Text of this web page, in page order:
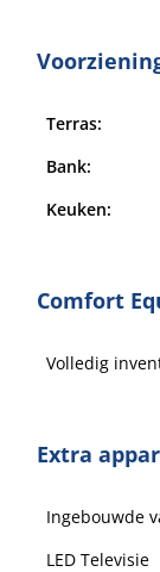
Terras:
Bank:
Keuken:
Comfort
Volledig
Extra
Ingebouwde
LED Televisie